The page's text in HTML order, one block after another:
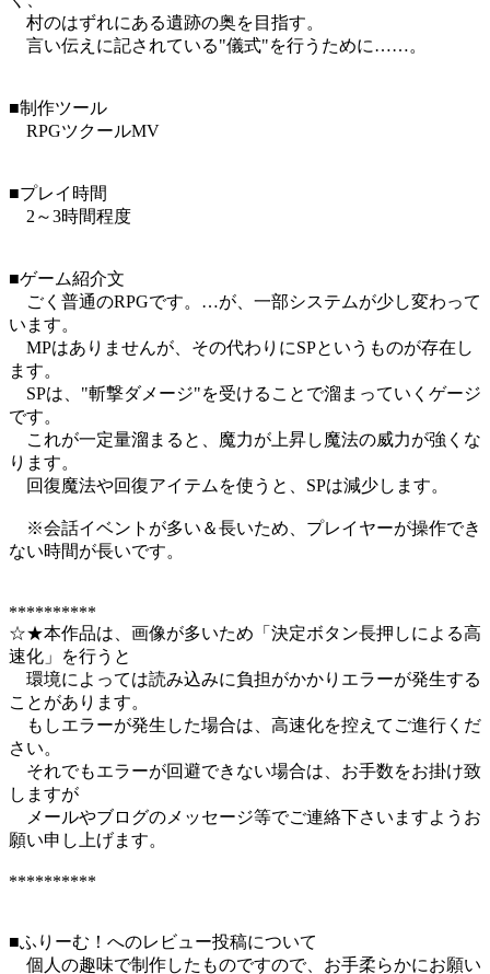
村のはずれにある遺跡の奥を目指す。
言い伝えに記されている"儀式"を行うために……。
■制作ツール
RPGツクールMV
■プレイ時間
2～3時間程度
■ゲーム紹介文
ごく普通のRPGです。…が、一部システムが少し変わって
います。
MPはありませんが、その代わりにSPというものが存在し
ます。
SPは、"斬撃ダメージ"を受けることで溜まっていくゲージ
です。
これが一定量溜まると、魔力が上昇し魔法の威力が強くな
ります。
回復魔法や回復アイテムを使うと、SPは減少します。
※会話イベントが多い＆長いため、プレイヤーが操作でき
ない時間が長いです。
**********
☆★本作品は、画像が多いため「決定ボタン長押しによる高
速化」を行うと
環境によっては読み込みに負担がかかりエラーが発生する
ことがあります。
もしエラーが発生した場合は、高速化を控えてご進行くだ
さい。
それでもエラーが回避できない場合は、お手数をお掛け致
しますが
メールやブログのメッセージ等でご連絡下さいますようお
願い申し上げます。
**********
■ふりーむ！へのレビュー投稿について
個人の趣味で制作したものですので、お手柔らかにお願い